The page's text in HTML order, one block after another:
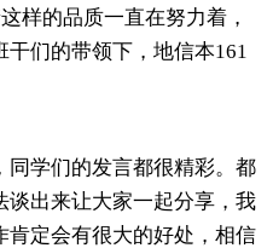
样的品质一直在努力着，
们的带领下，地信本161
同学们的发言都很精彩。都
谈出来让大家一起分享，我
肯定会有很大的好处，相信